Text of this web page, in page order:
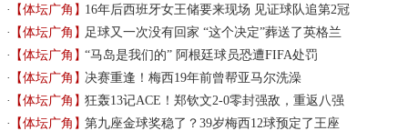
【体坛广角】16年后西班牙女王储要来现场 见证球队追第2冠
【体坛广角】足球又一次没有回家 “这个决定”葬送了英格兰
【体坛广角】“马岛是我们的” 阿根廷球员恐遭FIFA处罚
【体坛广角】决赛重逢！梅西19年前曾帮亚马尔洗澡
【体坛广角】狂轰13记ACE！郑钦文2-0零封强敌，重返八强
【体坛广角】第九座金球奖稳了？39岁梅西12球预定了王座